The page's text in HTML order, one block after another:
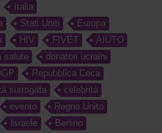
Italia
Stati Uniti
Europa
HIV FIVET
AIUTO
salute
donatori ucraini
Repubblica Ceca
surrogata
celebrità
evento
Regno Unito
Israele
Berlino